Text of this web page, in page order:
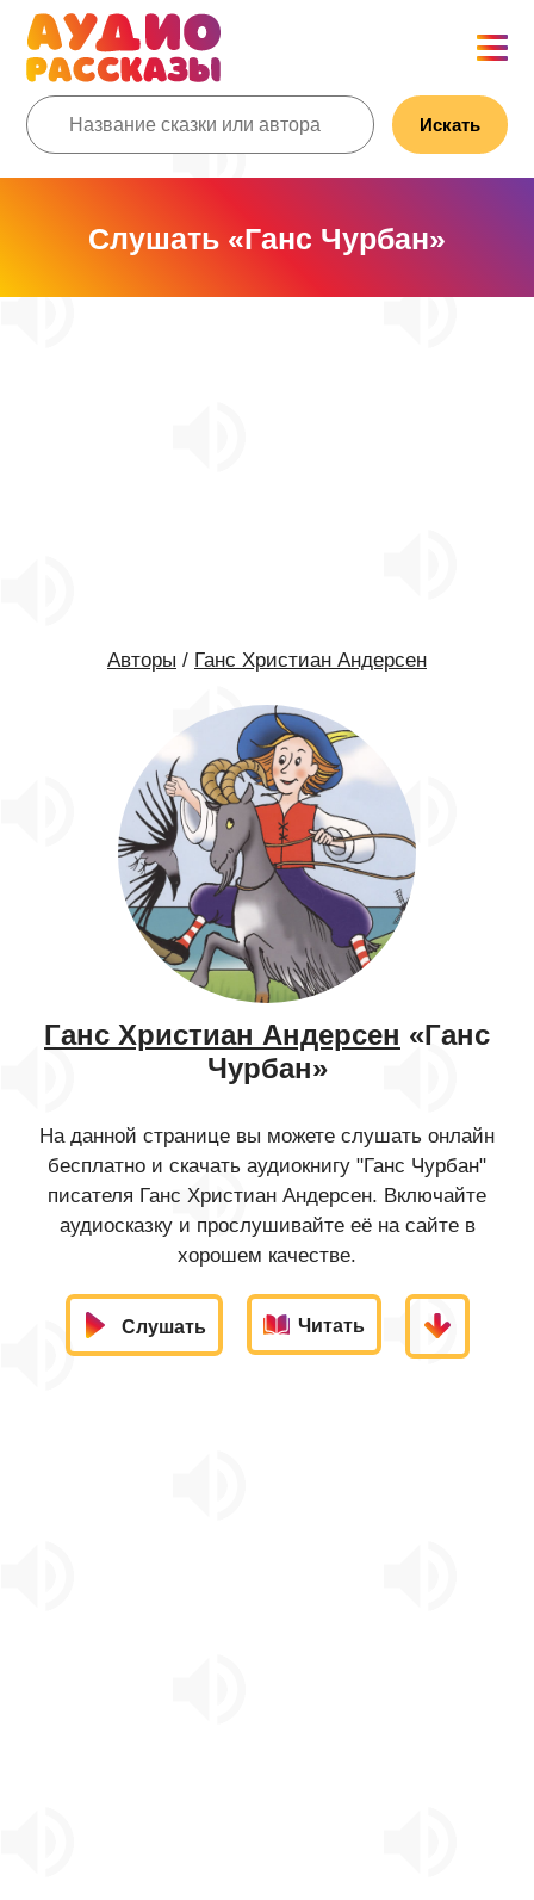
Искать
Слушать «Ганс Чурбан»
Авторы / Ганс Христиан Андерсен
Ганс Христиан Андерсен «Ганс
Чурбан»
На данной странице вы можете слушать онлайн
бесплатно и скачать аудиокнигу "Ганс Чурбан"
писателя Ганс Христиан Андерсен. Включайте
аудиосказку и прослушивайте её на сайте в
хорошем качестве.
Слушать Читать